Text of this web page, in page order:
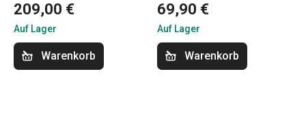
209,00 €
Auf Lager
Warenkorb
69,90 €
Auf Lager
Warenkorb